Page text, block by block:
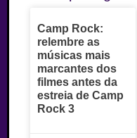
Camp Rock:
relembre as
músicas mais
marcantes dos
filmes antes da
estreia de Camp
Rock 3